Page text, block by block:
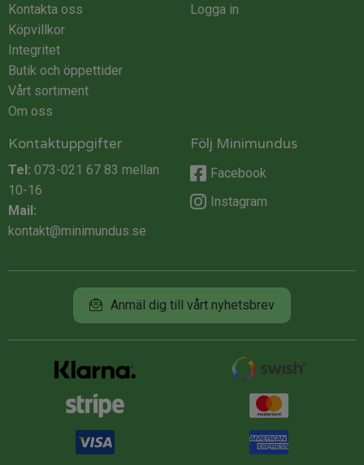
Kontakta oss
Köpvillkor
Integritet
Butik och öppettider
Vårt sortiment
Om oss
Logga in
Kontaktuppgifter
Tel: 073-021 67 83 mellan
10-16
Mail:
kontakt@minimundus.se
Följ Minimundus
Facebook
Instagram
Anmäl dig till vårt nyhetsbrev